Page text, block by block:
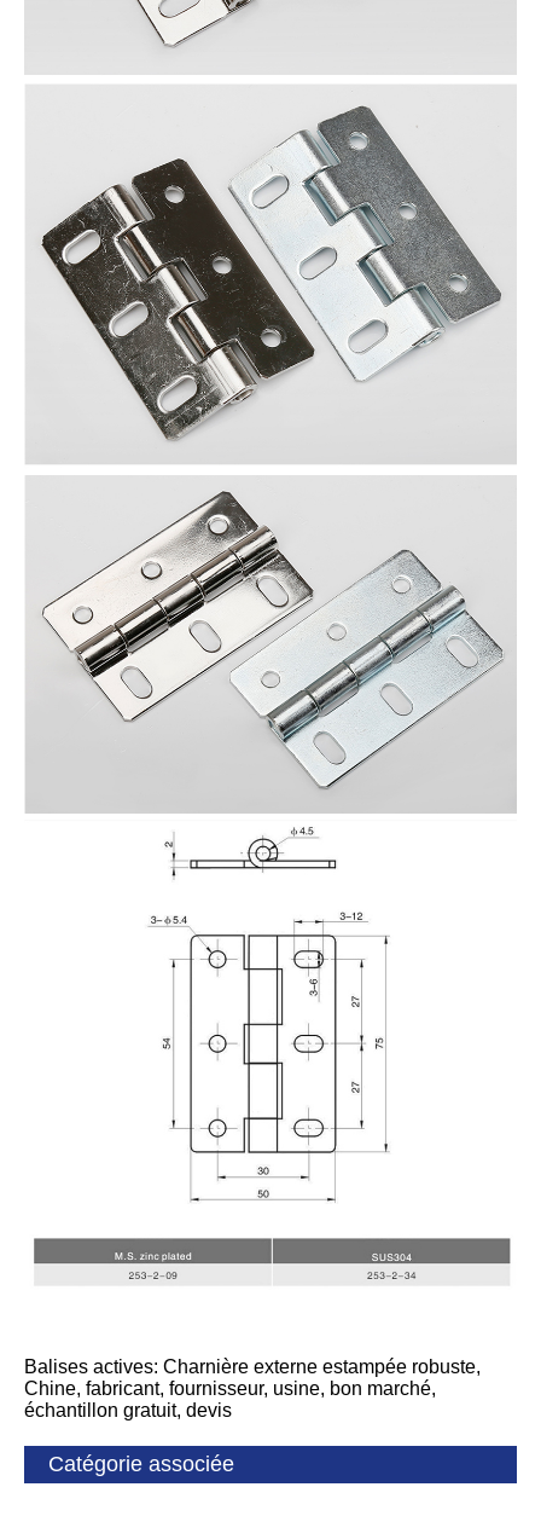
Balises actives: Charnière externe estampée robuste,
Chine, fabricant, fournisseur, usine, bon marché,
échantillon gratuit, devis
Catégorie associée